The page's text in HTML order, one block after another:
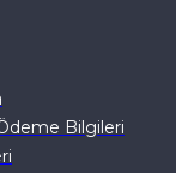
Bilgileri